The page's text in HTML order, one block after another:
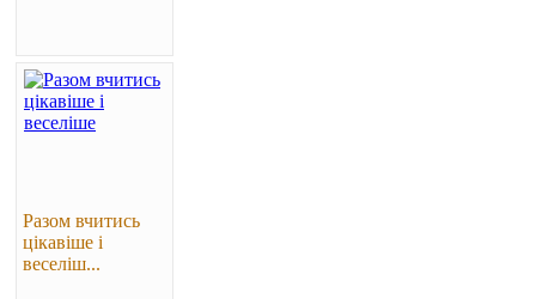
Разом вчитись
цікавіше і
веселіш...